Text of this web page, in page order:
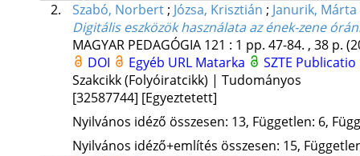
2.
Szabó, Norbert; Józsa, Krisztián ; Janurik, Márta
Digitális eszközök használata az ének-zene órán
MAGYAR PEDAGÓGIA 121 : 1 pp. 47-84. , 38 p.
DOI
Egyéb URL Matarka
SZTE Publicatio
Szakcikk (Folyóiratcikk) | Tudományos
[32587744] [Egyeztetett]
Nyilvános idéző összesen: 13, Független: 6,
Nyilvános idéző+említés összesen: 15,